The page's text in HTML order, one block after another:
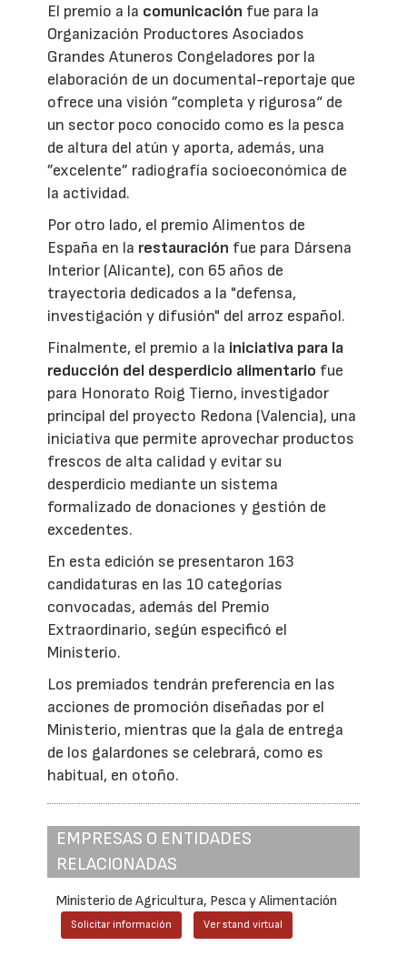
El premio a la comunicación fue para la
Organización Productores Asociados
Grandes Atuneros Congeladores por la
elaboración de un documental-reportaje que
ofrece una visión ”completa y rigurosa“ de
un sector poco conocido como es la pesca
de altura del atún y aporta, además, una
”excelente” radiografía socioeconómica de
la actividad.
Por otro lado, el premio Alimentos de
España en la restauración fue para Dársena
Interior (Alicante), con 65 años de
trayectoria dedicados a la "defensa,
investigación y difusión" del arroz español.
Finalmente, el premio a la iniciativa para la
reducción del desperdicio alimentario fue
para Honorato Roig Tierno, investigador
principal del proyecto Redona (Valencia), una
iniciativa que permite aprovechar productos
frescos de alta calidad y evitar su
desperdicio mediante un sistema
formalizado de donaciones y gestión de
excedentes.
En esta edición se presentaron 163
candidaturas en las 10 categorías
convocadas, además del Premio
Extraordinario, según especificó el
Ministerio.
Los premiados tendrán preferencia en las
acciones de promoción diseñadas por el
Ministerio, mientras que la gala de entrega
de los galardones se celebrará, como es
habitual, en otoño.
EMPRESAS O ENTIDADES
RELACIONADAS
Ministerio de Agricultura, Pesca y Alimentación
Solicitar información Ver stand virtual